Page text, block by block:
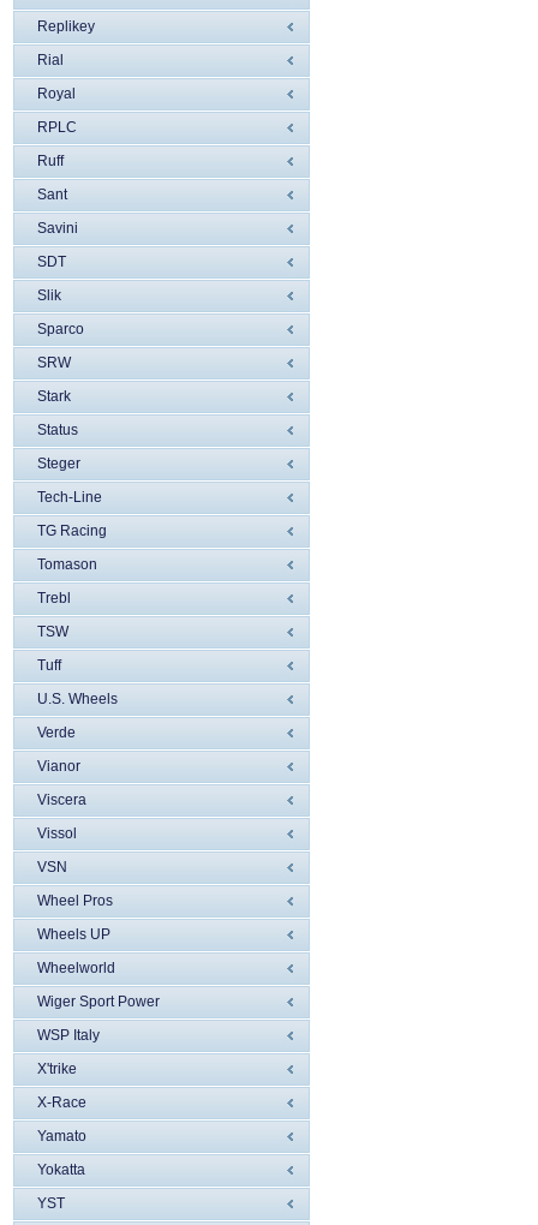
Replikey
Rial
Royal
RPLC
Ruff
Sant
Savini
SDT
Slik
Sparco
SRW
Stark
Status
Steger
Tech-Line
TG Racing
Tomason
Trebl
TSW
Tuff
U.S. Wheels
Verde
Vianor
Viscera
Vissol
VSN
Wheel Pros
Wheels UP
Wheelworld
Wiger Sport Power
WSP Italy
X'trike
X-Race
Yamato
Yokatta
YST